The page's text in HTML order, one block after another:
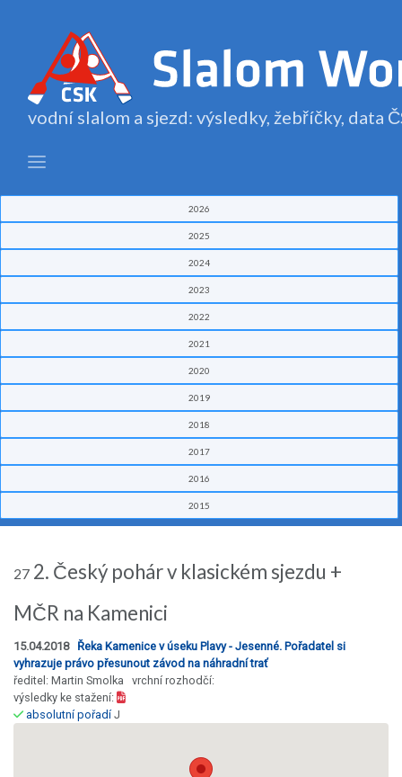
vodní slalom a sjezd: výsledky, žebříčky, data
2026
2025
2024
2023
2022
2021
2020
2019
2018
2017
2016
2015
27 2. Český pohár v klasickém sjezdu +
MČR na Kamenici
15.04.2018 Řeka Kamenice v úseku Plavy - Jesenné. Pořadatel si
vyhrazuje právo přesunout závod na náhradní trať
ředitel: Martin Smolka vrchní rozhodčí:
výsledky ke stažení:
absolutní pořadíJ